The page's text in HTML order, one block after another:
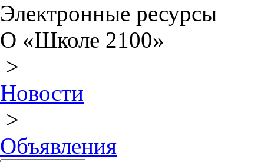
Электронные ресурсы
О «Школе 2100»
>
Новости
>
Объявления